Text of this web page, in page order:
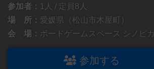
参加者： 1人 / 定員8人
場 所： 愛媛県（松山市木屋町）
会 場： ボードゲームスペース シノピカ
参加する